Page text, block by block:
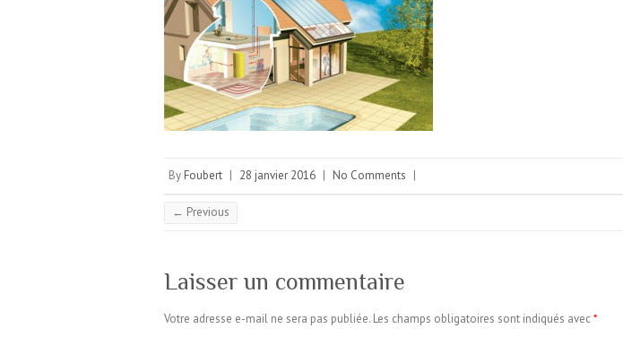
By Foubert | 28 janvier 2016 | No Comments |
← Previous
Laisser un commentaire
Votre adresse e-mail ne sera pas publiée. Les champs obligatoires sont indiqués avec*